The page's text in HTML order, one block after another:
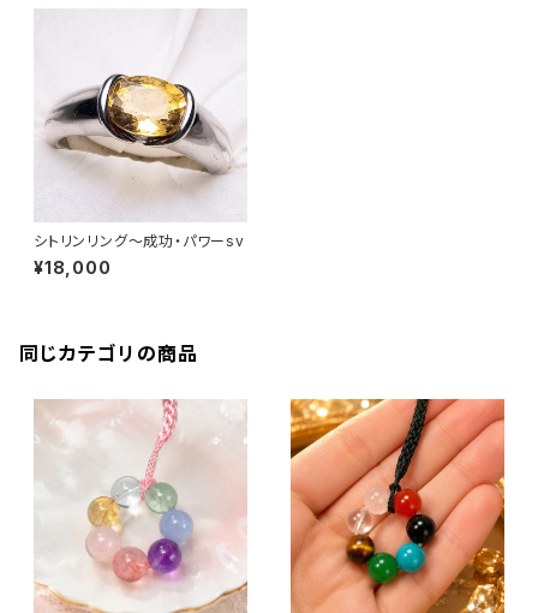
シトリンリング〜成功・パワーsv
¥18,000
同じカテゴリの商品